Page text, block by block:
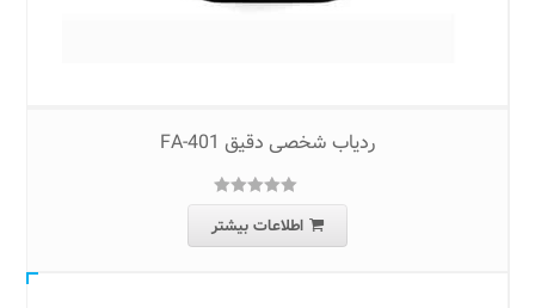
ردیاب شخصی دقیق FA-401
امتیاز5.00از
5
اطلاعات بیشتر